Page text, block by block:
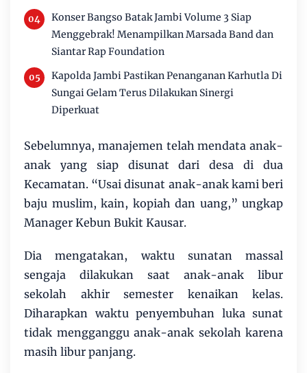
Konser Bangso Batak Jambi Volume 3 Siap
Menggebrak! Menampilkan Marsada Band dan
Siantar Rap Foundation
Kapolda Jambi Pastikan Penanganan Karhutla Di
Sungai Gelam Terus Dilakukan Sinergi
Diperkuat
Sebelumnya, manajemen telah mendata anak-
anak yang siap disunat dari desa di dua
Kecamatan. “Usai disunat anak-anak kami beri
baju muslim, kain, kopiah dan uang,” ungkap
Manager Kebun Bukit Kausar.
Dia mengatakan, waktu sunatan massal
sengaja dilakukan saat anak-anak libur
sekolah akhir semester kenaikan kelas.
Diharapkan waktu penyembuhan luka sunat
tidak mengganggu anak-anak sekolah karena
masih libur panjang.